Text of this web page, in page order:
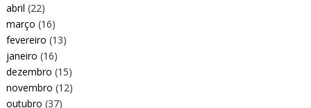
abril (22)
março (16)
fevereiro (13)
janeiro (16)
dezembro (15)
novembro (12)
outubro (37)